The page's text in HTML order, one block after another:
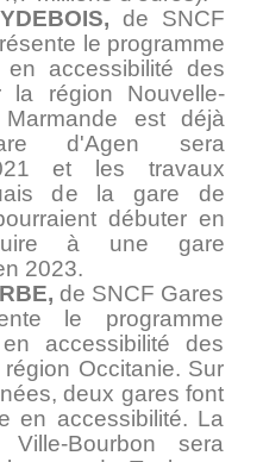
de SNCF
le programme
accessibilité des
région Nouvelle-
est déjà
d'Agen sera
et les travaux
de la gare de
débuter en
à une gare
2023.
de SNCF Gares
le programme
accessibilité des
Occitanie. Sur
deux gares font
en accessibilité. La
Bourbon sera